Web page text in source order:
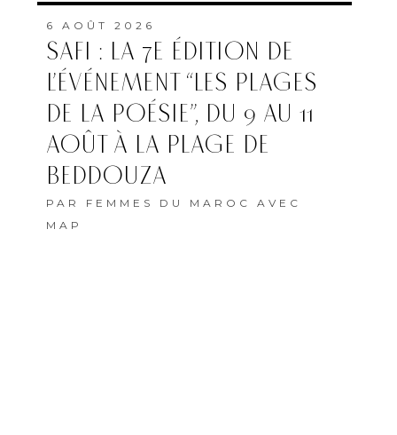
6 AOÛT 2026
SAFI : LA 7E ÉDITION DE
L’ÉVÉNEMENT “LES PLAGES
DE LA POÉSIE”, DU 9 AU 11
AOÛT À LA PLAGE DE
BEDDOUZA
PAR FEMMES DU MAROC AVEC
MAP